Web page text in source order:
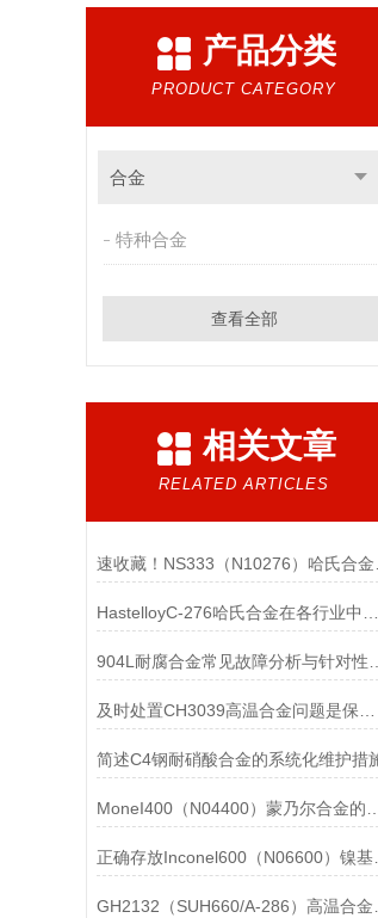
产品分类
PRODUCT CATEGORY
合金
特种合金
查看全部
相关文章
RELATED ARTICLES
简述C4钢耐硝酸合金的系统化维护措
正确存放Inconel600（